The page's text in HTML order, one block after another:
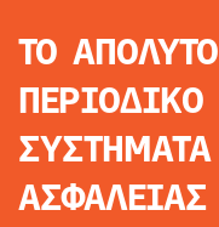
ΤΟ ΑΠΟΛΥΤΟ
ΠΕΡΙΟΔΙΚΟ
ΣΥΣΤΗΜΑΤΑ
ΑΣΦΑΛΕΙΑΣ